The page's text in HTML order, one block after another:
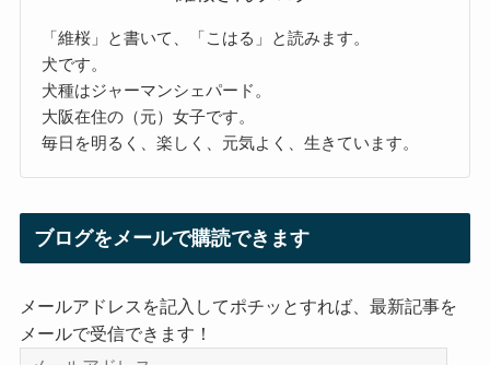
「維桜」と書いて、「こはる」と読みます。
犬です。
犬種はジャーマンシェパード。
大阪在住の（元）女子です。
毎日を明るく、楽しく、元気よく、生きています。
ブログをメールで購読できます
メールアドレスを記入してポチッとすれば、最新記事を
メールで受信できます！
メ